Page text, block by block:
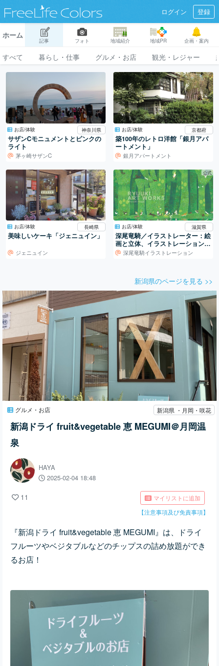
ログイン 登録
ホーム
記事 フォト 地域紹介 地域PR 企画・案内
すべて 暮らし・仕事 グルメ・お店 観光・レジャー
お店/体験 神奈川県
サザンCモニュメントとピンクの
ライト
茅ヶ崎サザンC
お店/体験 京都府
築100年のレトロ洋館「銀月アパ
ートメント」
銀月アパートメント
お店/体験 長崎県
美味しいケーキ「ジェニュイン」
ジェニュイン
公式
お店/体験 滋賀県
深尾竜騎／イラストレーター：絵
画と立体、イラストレーションの
世界深尾竜騎イラストレーション
新潟県のページを見る >>
グルメ・お店 新潟県 ・月岡・咲花
新潟ドライ fruit&vegetable 恵 MEGUMI＠月岡温
泉
HAYA
2025-02-04 18:48
11
マイリストに追加
【注意事項及び免責事項】
『新潟ドライ fruit&vegetable 恵 MEGUMI』は、ドライ
フルーツやベジタブルなどのチップスの詰め放題ができ
るお店！